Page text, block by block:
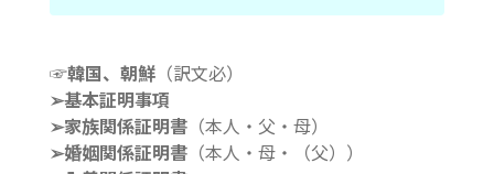
☞韓国、朝鮮（訳文必）
➢基本証明事項
➢家族関係証明書（本人・父・母）
➢婚姻関係証明書（本人・母・（父））